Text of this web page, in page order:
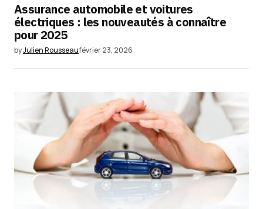
Assurance automobile et voitures
électriques : les nouveautés à connaître
pour 2025
byJulien Rousseaufévrier 23, 2026